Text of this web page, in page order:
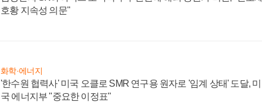
호황 지속성 의문"
화학·에너지
'한수원 협력사' 미국 오클로 SMR 연구용 원자로 '임계 상태' 도달, 미
국 에너지부 "중요한 이정표"